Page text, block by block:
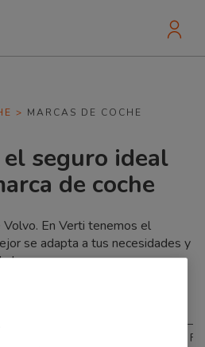
> MARCAS DE COCHE
seguro ideal
de coche
En Verti tenemos el
se adapta a tus necesidades y
la marca que sea.
F